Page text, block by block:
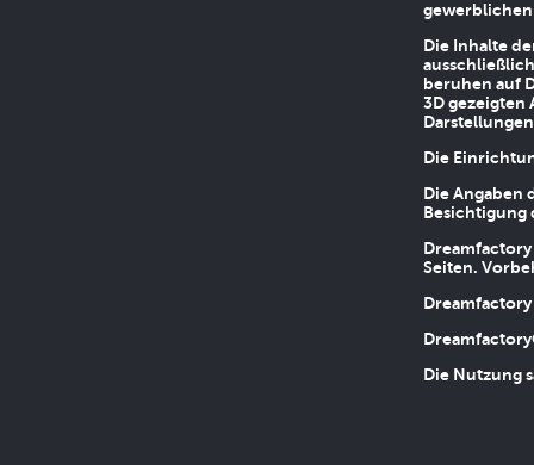
Die Inhalte
beruhen auf
3D gezeigten
Die
Die
Besichtigung
Seiten.
Die Nutzung